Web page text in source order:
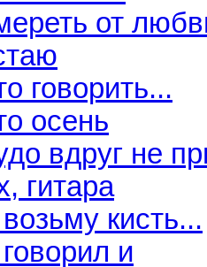
от
говорить...
осень
вдруг не
гитара
кисть...
и